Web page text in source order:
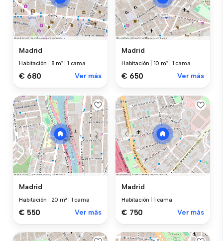
Madrid
Habitación 8 m² 1 cama
€ 680 Ver más
Madrid
Habitación 10 m² 1 cama
€ 650 Ver más
Madrid
Habitación 20 m² 1 cama
€ 550 Ver más
Madrid
Habitación 1 cama
€ 750 Ver más